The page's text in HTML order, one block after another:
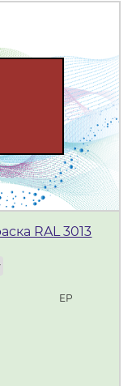
RAL 3013
ЕР